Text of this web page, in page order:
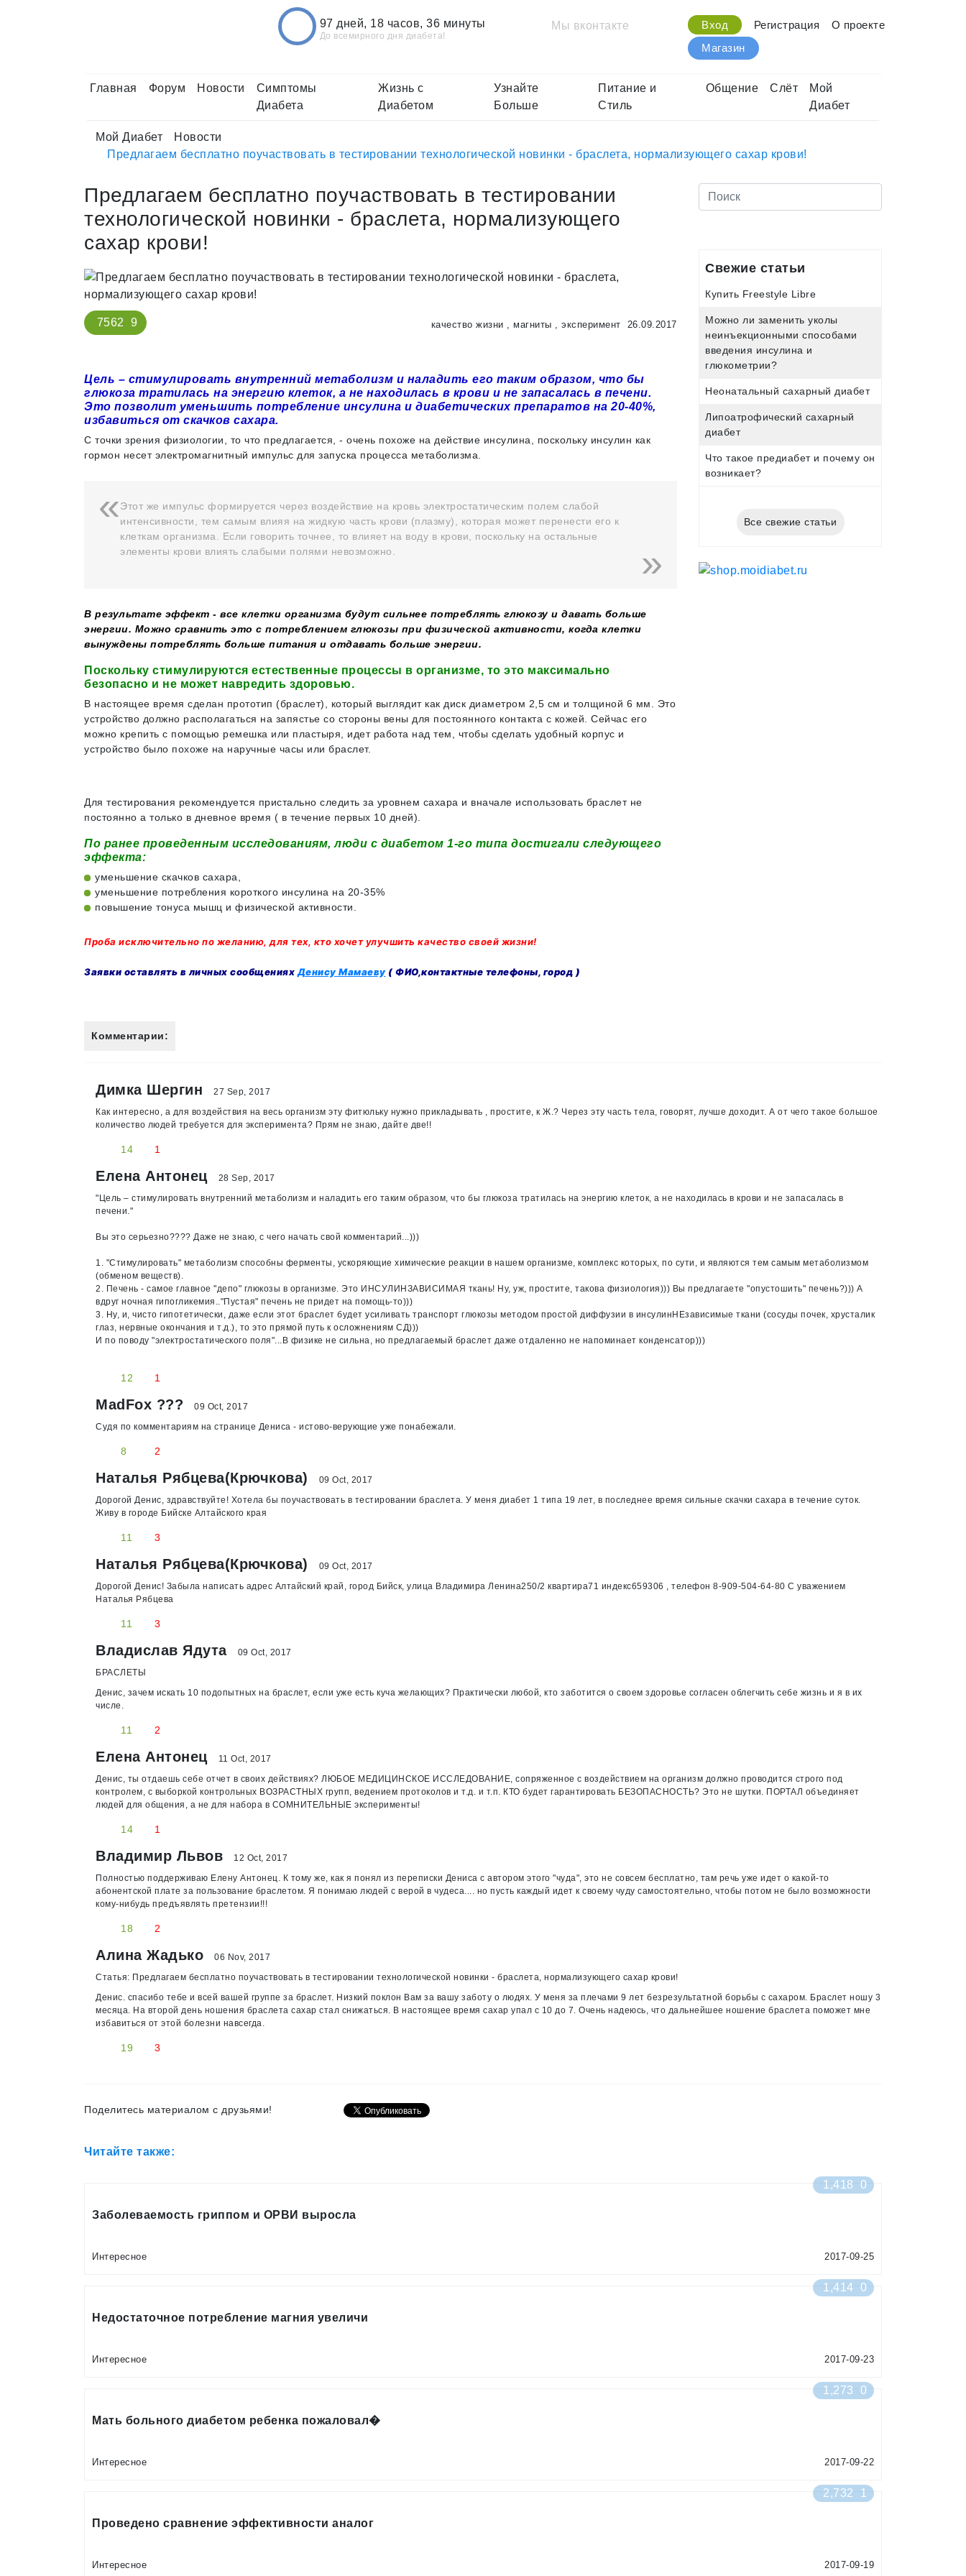
97 дней, 18 часов, 36 минуты
До всемирного дня диабета!
Мы вконтакте Вход Регистрация
О проекте
Магазин
Главная Форум Новости
Симптомы
Диабета
Жизнь с
Диабетом
Узнайте
Больше
Питание и
Стиль
Общение Слёт
Мой
Диабет
Мой Диабет
Новости
Предлагаем бесплатно поучаствовать в тестировании технологической новинки - браслета, нормализующего сахар крови!
Предлагаем бесплатно поучаствовать в тестировании
технологической новинки - браслета, нормализующего
сахар крови!
7562 9 качество жизни , магниты ,эксперимент 26.09.2017
Цель – стимулировать внутренний метаболизм и наладить его таким образом, что бы
глюкоза тратилась на энергию клеток, а не находилась в крови и не запасалась в печени.
Это позволит уменьшить потребление инсулина и диабетических препаратов на 20-40%,
избавиться от скачков сахара.
С точки зрения физиологии, то что предлагается, - очень похоже на действие инсулина, поскольку инсулин как
гормон несет электромагнитный импульс для запуска процесса метаболизма.
Этот же импульс формируется через воздействие на кровь электростатическим полем слабой
интенсивности, тем самым влияя на жидкую часть крови (плазму), которая может перенести его к
клеткам организма. Если говорить точнее, то влияет на воду в крови, поскольку на остальные
элементы крови влиять слабыми полями невозможно.
В результате эффект - все клетки организма будут сильнее потреблять глюкозу и давать больше
энергии. Можно сравнить это с потреблением глюкозы при физической активности, когда клетки
вынуждены потреблять больше питания и отдавать больше энергии.
Поскольку стимулируются естественные процессы в организме, то это максимально
безопасно и не может навредить здоровью.
В настоящее время сделан прототип (браслет), который выглядит как диск диаметром 2,5 см и толщиной 6 мм. Это
устройство должно располагаться на запястье со стороны вены для постоянного контакта с кожей. Сейчас его
можно крепить с помощью ремешка или пластыря, идет работа над тем, чтобы сделать удобный корпус и
устройство было похоже на наручные часы или браслет.
Для тестирования рекомендуется пристально следить за уровнем сахара и вначале использовать браслет не
постоянно а только в дневное время ( в течение первых 10 дней).
По ранее проведенным исследованиям, люди с диабетом 1-го типа достигали следующего
эффекта:
уменьшение скачков сахара,
уменьшение потребления короткого инсулина на 20-35%
повышение тонуса мышц и физической активности.
Проба исключительно по желанию, для тех, кто хочет улучшить качество своей жизни!
Заявки оставлять в личных сообщениях Денису Мамаеву( ФИО,контактные телефоны, город )
Свежие статьи
Купить Freestyle Libre
Можно ли заменить уколы
неинъекционными способами
введения инсулина и
глюкометрии?
Неонатальный сахарный диабет
Липоатрофический сахарный
диабет
Что такое предиабет и почему он
возникает?
Все свежие статьи
Комментарии:
Димка Шергин
27 Sep, 2017
Как интересно, а для воздействия на весь организм эту фитюльку нужно прикладывать , простите, к Ж.? Через эту часть тела, говорят, лучше доходит. А от чего такое большое
количество людей требуется для эксперимента? Прям не знаю, дайте две!!
14 1
Елена Антонец
28 Sep, 2017
"Цель – стимулировать внутренний метаболизм и наладить его таким образом, что бы глюкоза тратилась на энергию клеток, а не находилась в крови и не запасалась в
печени."
Вы это серьезно???? Даже не знаю, с чего начать свой комментарий...)))
1. "Стимулировать" метаболизм способны ферменты, ускоряющие химические реакции в нашем организме, комплекс которых, по сути, и являются тем самым метаболизмом
(обменом веществ).
2. Печень - самое главное "депо" глюкозы в организме. Это ИНСУЛИНЗАВИСИМАЯ ткань! Ну, уж, простите, такова физиология))) Вы предлагаете "опустошить" печень?))) А
вдруг ночная гипогликемия.."Пустая" печень не придет на помощь-то)))
3. Ну, и, чисто гипотетически, даже если этот браслет будет усиливать транспорт глюкозы методом простой диффузии в инсулинНЕзависимые ткани (сосуды почек, хрусталик
глаз, нервные окончания и т.д.), то это прямой путь к осложнениям СД)))
И по поводу "электростатического поля"...В физике не сильна, но предлагаемый браслет даже отдаленно не напоминает конденсатор)))
12 1
MadFox ???
09 Oct, 2017
Судя по комментариям на странице Дениса - истово-верующие уже понабежали.
8 2
Наталья Рябцева(Крючкова)
09 Oct, 2017
Дорогой Денис, здравствуйте! Хотела бы поучаствовать в тестировании браслета. У меня диабет 1 типа 19 лет, в последнее время сильные скачки сахара в течение суток.
Живу в городе Бийске Алтайского края
11 3
Наталья Рябцева(Крючкова)
09 Oct, 2017
Дорогой Денис! Забыла написать адрес Алтайский край, город Бийск, улица Владимира Ленина250/2 квартира71 индекс659306 , телефон 8-909-504-64-80 С уважением
Наталья Рябцева
11 3
Владислав Ядута
09 Oct, 2017
БРАСЛЕТЫ
Денис, зачем искать 10 подопытных на браслет, если уже есть куча желающих? Практически любой, кто заботится о своем здоровье согласен облегчить себе жизнь и я в их
числе.
11 2
Елена Антонец
11 Oct, 2017
Денис, ты отдаешь себе отчет в своих действиях? ЛЮБОЕ МЕДИЦИНСКОЕ ИССЛЕДОВАНИЕ, сопряженное с воздействием на организм должно проводится строго под
контролем, с выборкой контрольных ВОЗРАСТНЫХ групп, ведением протоколов и т.д. и т.п. КТО будет гарантировать БЕЗОПАСНОСТЬ? Это не шутки. ПОРТАЛ объединяет
людей для общения, а не для набора в СОМНИТЕЛЬНЫЕ эксперименты!
14 1
Владимир Львов
12 Oct, 2017
Полностью поддерживаю Елену Антонец. К тому же, как я понял из переписки Дениса с автором этого "чуда", это не совсем бесплатно, там речь уже идет о какой-то
абонентской плате за пользование браслетом. Я понимаю людей с верой в чудеса.... но пусть каждый идет к своему чуду самостоятельно, чтобы потом не было возможности
кому-нибудь предъявлять претензии!!!
18 2
Алина Жадько
06 Nov, 2017
Статья: Предлагаем бесплатно поучаствовать в тестировании технологической новинки - браслета, нормализующего сахар крови!
Денис. спасибо тебе и всей вашей группе за браслет. Низкий поклон Вам за вашу заботу о людях. У меня за плечами 9 лет безрезультатной борьбы с сахаром. Браслет ношу 3
месяца. На второй день ношения браслета сахар стал снижаться. В настоящее время сахар упал с 10 до 7. Очень надеюсь, что дальнейшее ношение браслета поможет мне
избавиться от этой болезни навсегда.
19 3
Поделитесь материалом с друзьями!
Читайте также:
1,418 0
Заболеваемость гриппом и ОРВИ выросла
Интересное 2017-09-25
1,414 0
Недостаточное потребление магния увеличи
Интересное 2017-09-23
1,273 0
Мать больного диабетом ребенка пожаловал�
Интересное 2017-09-22
2,732 1
Проведено сравнение эффективности аналог
Интересное 2017-09-19